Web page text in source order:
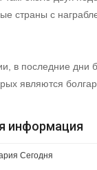
страны с
в последние дни
являются
информация
Сегодня